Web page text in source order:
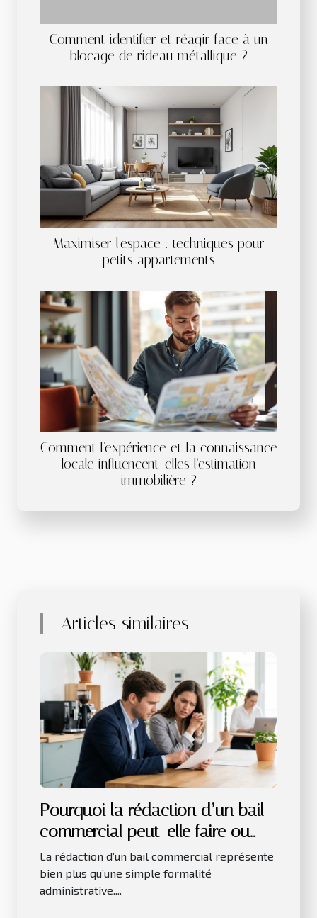
Comment identifier et réagir face à un
blocage de rideau métallique ?
Maximiser l'espace : techniques pour
petits appartements
Comment l'expérience et la connaissance
locale influencent-elles l'estimation
immobilière ?
Articles similaires
Pourquoi la rédaction d’un bail
commercial peut-elle faire ou
défaire une entreprise
La rédaction d’un bail commercial représente
bien plus qu’une simple formalité
administrative....